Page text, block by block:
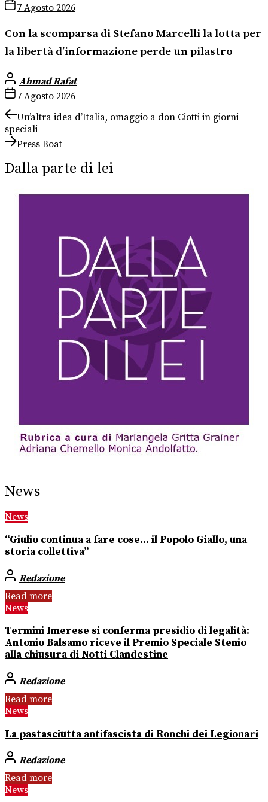
7 Agosto 2026
Con la scomparsa di Stefano Marcelli la lotta per
la libertà d’informazione perde un pilastro
Ahmad Rafat
7 Agosto 2026
Navigazione
articoli
Previous
post:
Un’altra idea d’Italia, omaggio a don Ciotti in giorni
speciali
Next
post:
Press Boat
Dalla parte di lei
News
News
“Giulio continua a fare cose… il Popolo Giallo, una
storia collettiva”
Redazione
Read more
News
Termini Imerese si conferma presidio di legalità:
Antonio Balsamo riceve il Premio Speciale Stenio
alla chiusura di Notti Clandestine
Redazione
Read more
News
La pastasciutta antifascista di Ronchi dei Legionari
Redazione
Read more
News